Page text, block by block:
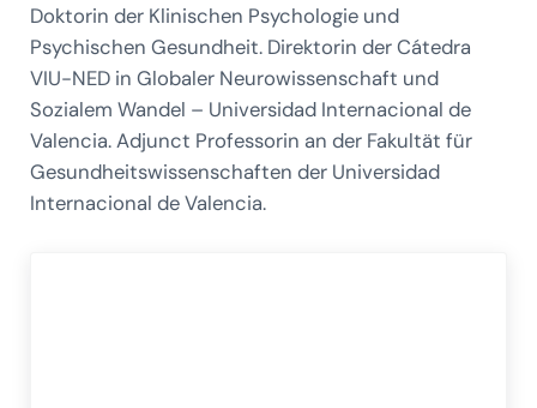
Doktorin der Klinischen Psychologie und
Psychischen Gesundheit. Direktorin der Cátedra
VIU-NED in Globaler Neurowissenschaft und
Sozialem Wandel – Universidad Internacional de
Valencia. Adjunct Professorin an der Fakultät für
Gesundheitswissenschaften der Universidad
Internacional de Valencia.